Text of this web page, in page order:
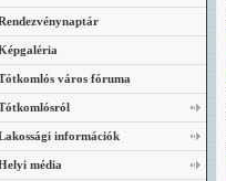
város fóruma
információk
média